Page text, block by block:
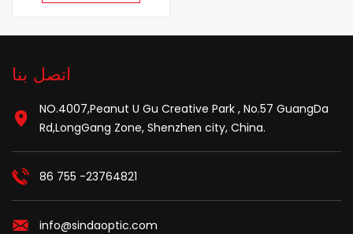
اتصل بنا
NO.4007,Peanut U Gu Creative Park , No.57 GuangDa
Rd,LongGang Zone, Shenzhen city, China.
86 755 -23764821
info@sindaoptic.com